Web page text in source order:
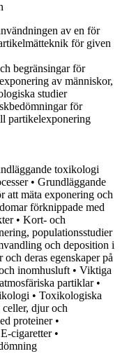
av en för
för given
begränsingar för
av människor,
studier
för
partikelexponering
toxikologi
• Grundläggande
att mäta exponering och
förknippade med
• Kort- och
populationsstudier
och deposition i
deras egenskaper på
inomhusluft • Viktiga
partiklar •
• Toxikologiska
celler, djur och
proteiner •
cigaretter •